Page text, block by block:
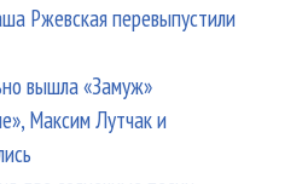
Ржевская перевыпустили
вышла «Замуж»
Максим Лутчак и